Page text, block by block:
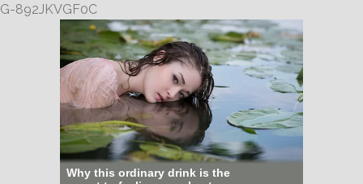
G-892JKVGF0C